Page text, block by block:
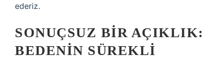
ederiz.
SONUÇSUZ BIR AÇIKLIK:
BEDENIN SÜREKLI